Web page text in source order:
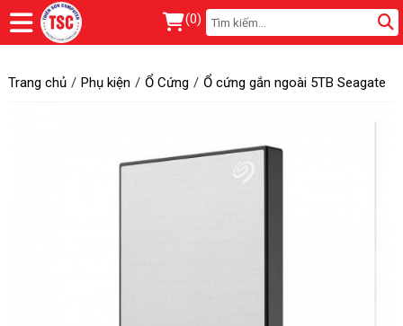
(0)
Trang chủ Phụ kiện Ổ Cứng Ổ cứng gắn ngoài 5TB Seagate